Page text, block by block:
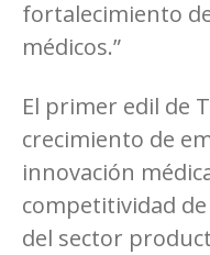
fortalecimiento
médicos.”
El primer edil de
crecimiento de
innovación
competitividad
del sector